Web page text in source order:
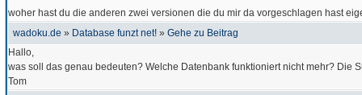
woher hast du die anderen zwei versionen die du mir da vorgeschlagen hast
wadoku.de » Database funzt net! » Gehe zu Beitrag
Hallo,
was soll das genau bedeuten? Welche Datenbank funktioniert nicht mehr? Die
Tom